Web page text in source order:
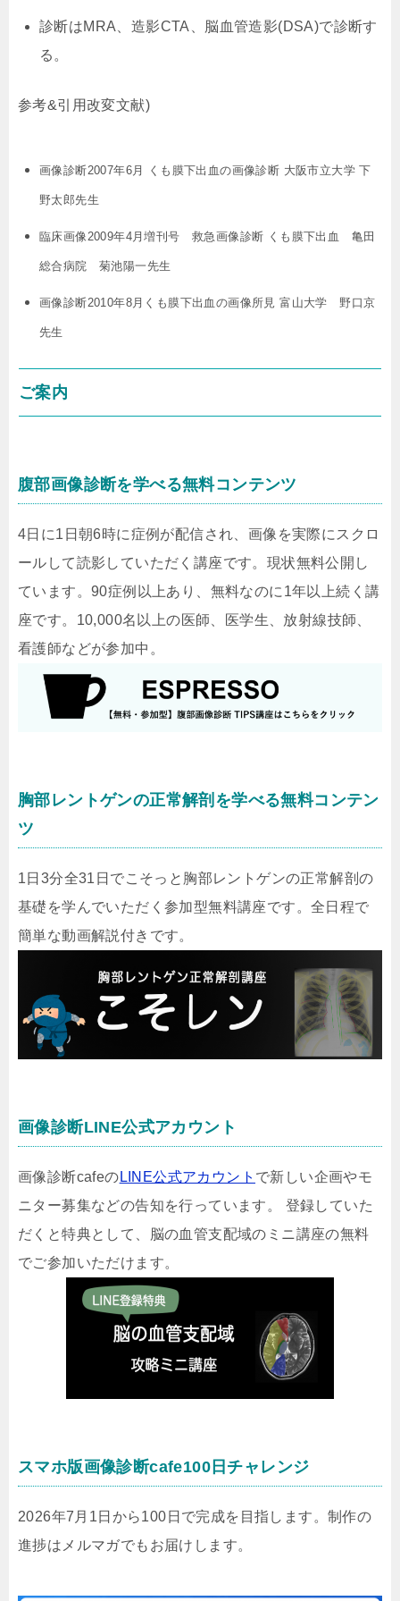
診断はMRA、造影CTA、脳血管造影(DSA)で診断す
る。
参考&引用改変文献)
画像診断2007年6月 くも膜下出血の画像診断 大阪市立大学 下
野太郎先生
臨床画像2009年4月増刊号 救急画像診断 くも膜下出血 亀田
総合病院 菊池陽一先生
画像診断2010年8月くも膜下出血の画像所見 富山大学 野口京
先生
ご案内
腹部画像診断を学べる無料コンテンツ
4日に1日朝6時に症例が配信され、画像を実際にスクロ
ールして読影していただく講座です。現状無料公開し
ています。90症例以上あり、無料なのに1年以上続く講
座です。10,000名以上の医師、医学生、放射線技師、
看護師などが参加中。
胸部レントゲンの正常解剖を学べる無料コンテン
ツ
1日3分全31日でこそっと胸部レントゲンの正常解剖の
基礎を学んでいただく参加型無料講座です。全日程で
簡単な動画解説付きです。
画像診断LINE公式アカウント
画像診断cafeの LINE公式アカウント で新しい企画やモ
ニター募集などの告知を行っています。 登録していた
だくと特典として、脳の血管支配域のミニ講座の無料
でご参加いただけます。
スマホ版画像診断cafe100日チャレンジ
2026年7月1日から100日で完成を目指します。制作の
進捗はメルマガでもお届けします。